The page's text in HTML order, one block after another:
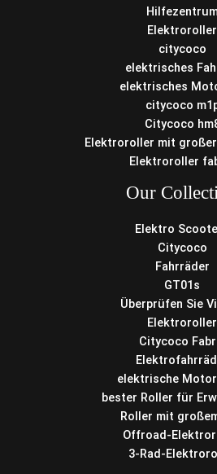
Elektroroller
citycoco
elektrisches
elektrisches
citycoco
Citycoco
Elektroroller mit
Elektroroller
Our
Elektro
Citycoco
Fahrräder
GT01s
Überprüfen Sie
Elektroroller
Citycoco
elektrische
bester Roller für
Roller mit
Offroad-
3-Rad-